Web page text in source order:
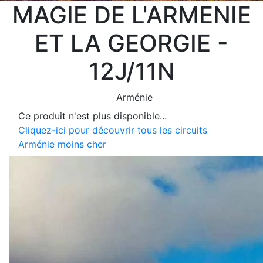
MAGIE DE L'ARMENIE
ET LA GEORGIE -
12J/11N
Arménie
Ce produit n'est plus disponible...
Cliquez-ici pour découvrir tous les circuits
Arménie moins cher